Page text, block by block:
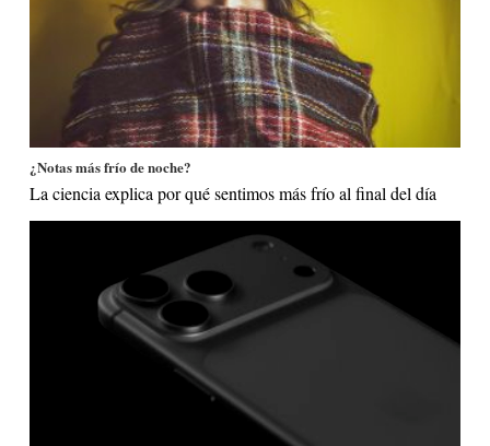
¿Notas más frío de noche?
La ciencia explica por qué sentimos más frío al final del día